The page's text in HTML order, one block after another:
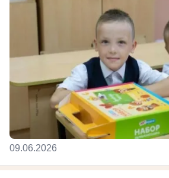
09.06.2026